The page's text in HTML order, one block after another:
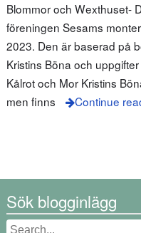
Blommor och Wexthuset-
föreningen Sesams
2023. Den är baserad på
Kristins Böna och
Kålrot och Mor Kristins
men finns
Continue
Sök blogginlägg